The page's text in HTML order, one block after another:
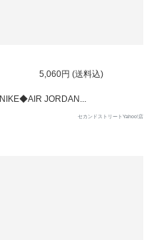
5,060円 (送料込)
NIKE◆AIR JORDAN...
セカンドストリートYahoo!店